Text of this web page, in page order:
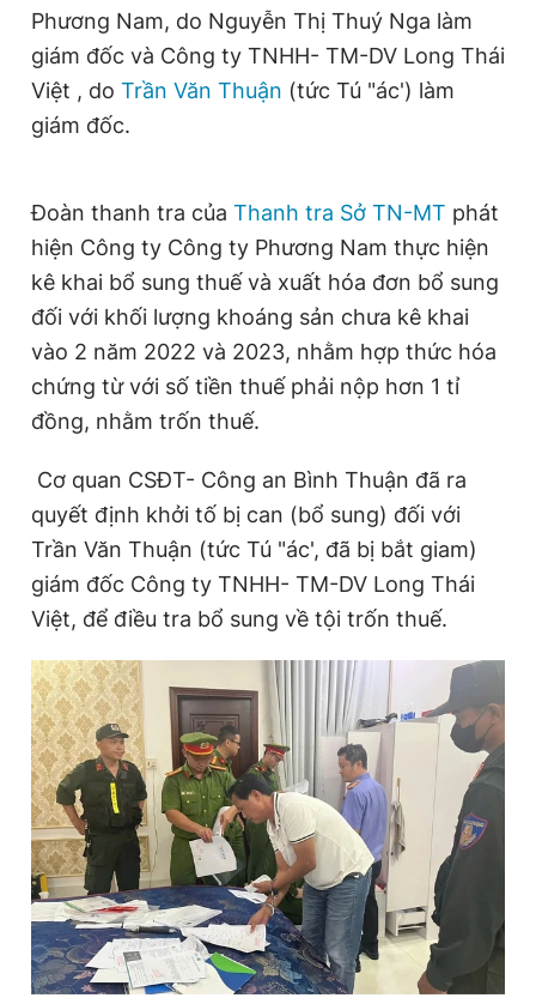
T
i
m
e
Phương Nam, do Nguyễn Thị Thuý Nga làm
giám đốc và Công ty TNHH- TM-DV Long Thái
Việt , do Trần Văn Thuận (tức Tú "ác') làm
giám đốc.
Đoàn thanh tra của Thanh tra Sở TN-MT phát
hiện Công ty Công ty Phương Nam thực hiện
kê khai bổ sung thuế và xuất hóa đơn bổ sung
đối với khối lượng khoáng sản chưa kê khai
vào 2 năm 2022 và 2023, nhằm hợp thức hóa
chứng từ với số tiền thuế phải nộp hơn 1 tỉ
đồng, nhằm trốn thuế.
Cơ quan CSĐT- Công an Bình Thuận đã ra
quyết định khởi tố bị can (bổ sung) đối với
Trần Văn Thuận (tức Tú "ác', đã bị bắt giam)
giám đốc Công ty TNHH- TM-DV Long Thái
Việt, để điều tra bổ sung về tội trốn thuế.